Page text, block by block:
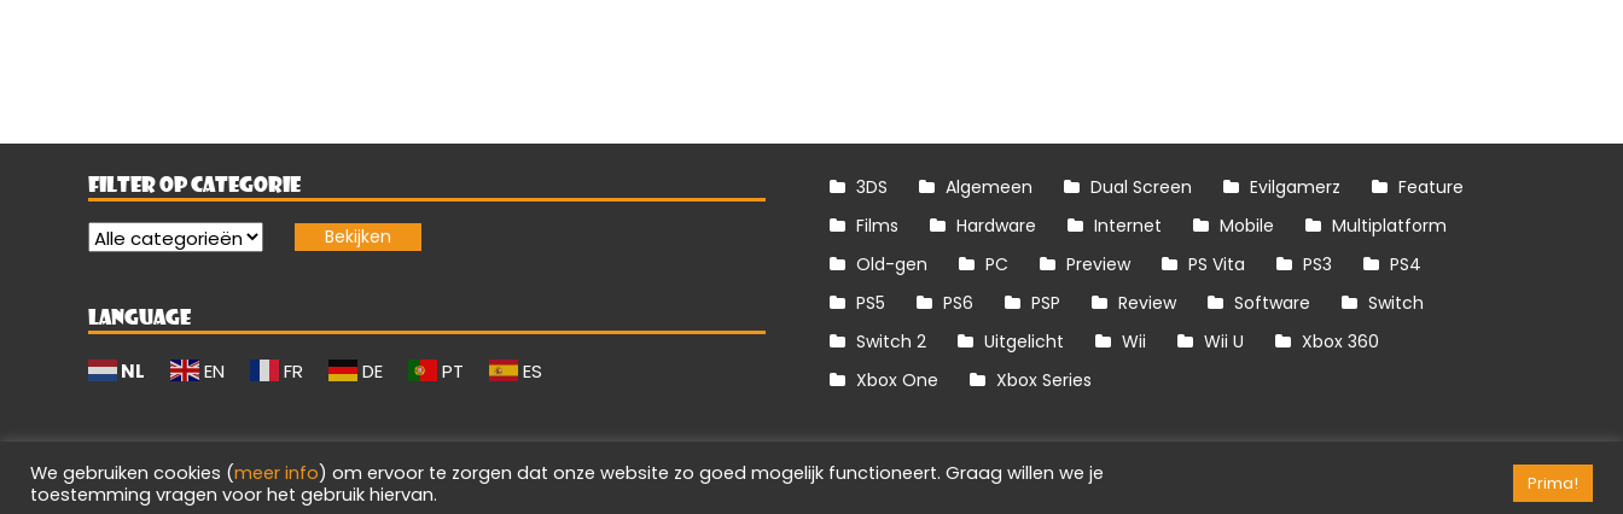
FILTER OP CATEGORIE
LANGUAGE
NL EN FR DE PT ES
3DS Algemeen Dual Screen Evilgamerz
Feature
Films
Hardware Internet Mobile
Multiplatform
Old-gen
PC Preview PS Vita PS3
PS4
PS5
PS6 PSP Review Software
Switch
Switch 2
Uitgelicht Wii Wii U
Xbox 360
Xbox One
Xbox Series
Evilgamerz 2026 - Alle rechten voorbehouden.
We gebruiken cookies (meer info) om ervoor te zorgen dat onze website zo goed mogelijk functioneert. Graag willen we je
toestemming vragen voor het gebruik hiervan.
Prima!